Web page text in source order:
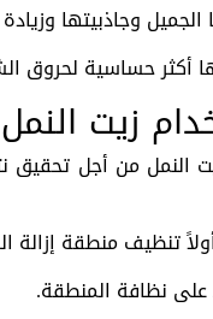
وجاذبيتها
أكثر حساسية
زيت
النمل من أجل تحقيق
تنظيف منطقة إزالة
على نظافة المنطقة.